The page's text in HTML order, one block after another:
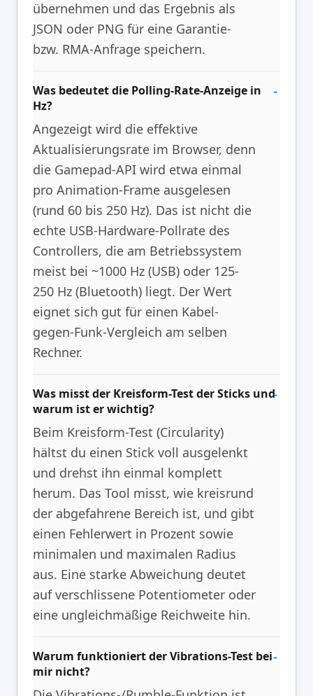
übernehmen und das Ergebnis als
JSON oder PNG für eine Garantie-
bzw. RMA-Anfrage speichern.
Was bedeutet die Polling-Rate-Anzeige in
Hz?
Angezeigt wird die effektive
Aktualisierungsrate im Browser, denn
die Gamepad-API wird etwa einmal
pro Animation-Frame ausgelesen
(rund 60 bis 250 Hz). Das ist nicht die
echte USB-Hardware-Pollrate des
Controllers, die am Betriebssystem
meist bei ~1000 Hz (USB) oder 125-
250 Hz (Bluetooth) liegt. Der Wert
eignet sich gut für einen Kabel-
gegen-Funk-Vergleich am selben
Rechner.
Was misst der Kreisform-Test der Sticks und
warum ist er wichtig?
Beim Kreisform-Test (Circularity)
hältst du einen Stick voll ausgelenkt
und drehst ihn einmal komplett
herum. Das Tool misst, wie kreisrund
der abgefahrene Bereich ist, und gibt
einen Fehlerwert in Prozent sowie
minimalen und maximalen Radius
aus. Eine starke Abweichung deutet
auf verschlissene Potentiometer oder
eine ungleichmäßige Reichweite hin.
Warum funktioniert der Vibrations-Test bei
mir nicht?